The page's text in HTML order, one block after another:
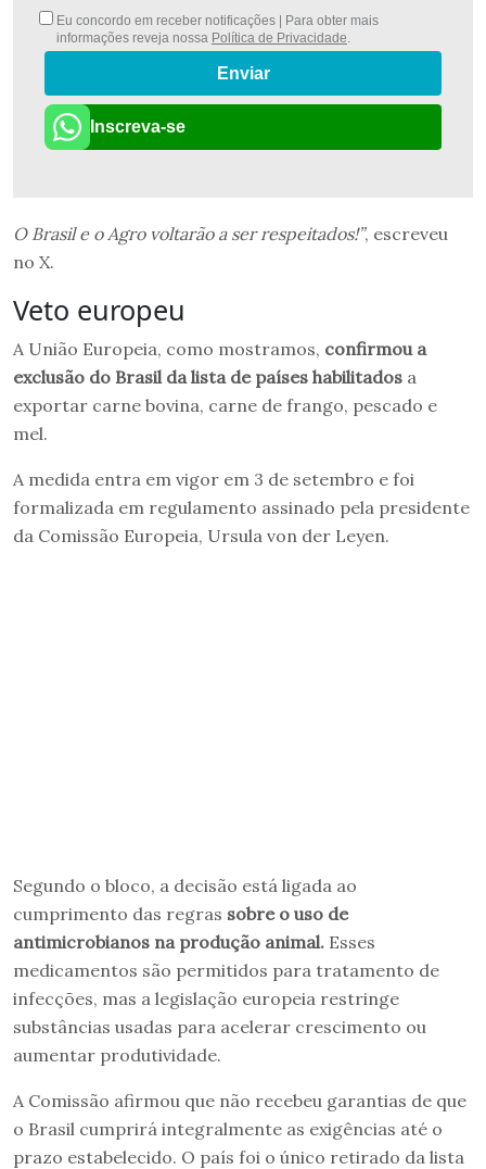
Eu concordo em receber notificações | Para obter mais
informações reveja nossa Política de Privacidade.
Enviar
Inscreva-se
O Brasil e o Agro voltarão a ser respeitados!”, escreveu
no X.
Veto europeu
A União Europeia, como mostramos, confirmou a
exclusão do Brasil da lista de países habilitados a
exportar carne bovina, carne de frango, pescado e
mel.
A medida entra em vigor em 3 de setembro e foi
formalizada em regulamento assinado pela presidente
da Comissão Europeia, Ursula von der Leyen.
Segundo o bloco, a decisão está ligada ao
cumprimento das regras sobre o uso de
antimicrobianos na produção animal. Esses
medicamentos são permitidos para tratamento de
infecções, mas a legislação europeia restringe
substâncias usadas para acelerar crescimento ou
aumentar produtividade.
A Comissão afirmou que não recebeu garantias de que
o Brasil cumprirá integralmente as exigências até o
prazo estabelecido. O país foi o único retirado da lista